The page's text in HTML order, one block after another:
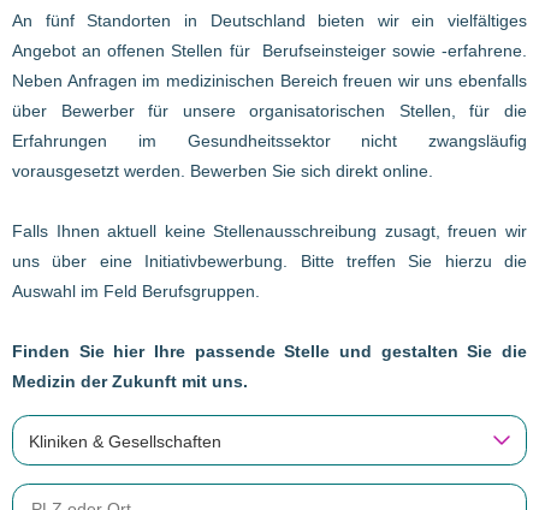
An fünf Standorten in Deutschland bieten wir ein vielfältiges
Angebot an offenen Stellen für Berufseinsteiger sowie -erfahrene.
Neben Anfragen im medizinischen Bereich freuen wir uns ebenfalls
über Bewerber für unsere organisatorischen Stellen, für die
Erfahrungen im Gesundheitssektor nicht zwangsläufig
vorausgesetzt werden. Bewerben Sie sich direkt online.
Falls Ihnen aktuell keine Stellenausschreibung zusagt, freuen wir
uns über eine Initiativbewerbung. Bitte treffen Sie hierzu die
Auswahl im Feld Berufsgruppen.
Finden Sie hier Ihre passende Stelle und gestalten Sie die
Medizin der Zukunft mit uns.
Kliniken & Gesellschaften